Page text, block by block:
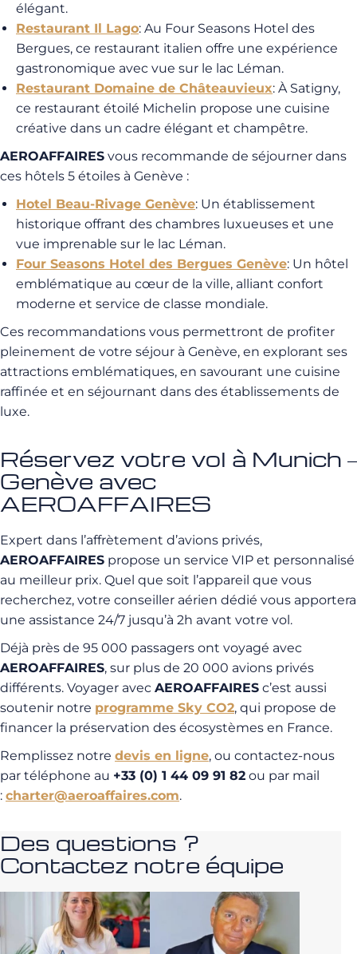
élégant.
Restaurant Il Lago: Au Four Seasons Hotel des
Bergues, ce restaurant italien offre une expérience
gastronomique avec vue sur le lac Léman.
Restaurant Domaine de Châteauvieux: À Satigny,
ce restaurant étoilé Michelin propose une cuisine
créative dans un cadre élégant et champêtre.
AEROAFFAIRES vous recommande de séjourner dans
ces hôtels 5 étoiles à Genève :
Hotel Beau-Rivage Genève: Un établissement
historique offrant des chambres luxueuses et une
vue imprenable sur le lac Léman.
Four Seasons Hotel des Bergues Genève: Un hôtel
emblématique au cœur de la ville, alliant confort
moderne et service de classe mondiale.
Ces recommandations vous permettront de profiter
pleinement de votre séjour à Genève, en explorant ses
attractions emblématiques, en savourant une cuisine
raffinée et en séjournant dans des établissements de
luxe.
Réservez votre vol à Munich –
Genève avec
AEROAFFAIRES
Expert dans l’affrètement d’avions privés,
AEROAFFAIRES propose un service VIP et personnalisé
au meilleur prix. Quel que soit l’appareil que vous
recherchez, votre conseiller aérien dédié vous apportera
une assistance 24/7 jusqu’à 2h avant votre vol.
Déjà près de 95 000 passagers ont voyagé avec
AEROAFFAIRES, sur plus de 20 000 avions privés
différents. Voyager avec AEROAFFAIRES c’est aussi
soutenir notre programme Sky CO2, qui propose de
financer la préservation des écosystèmes en France.
Remplissez notre devis en ligne, ou contactez-nous
par téléphone au +33 (0) 1 44 09 91 82 ou par mail
: charter@aeroaffaires.com.
Des questions ?
Contactez notre équipe